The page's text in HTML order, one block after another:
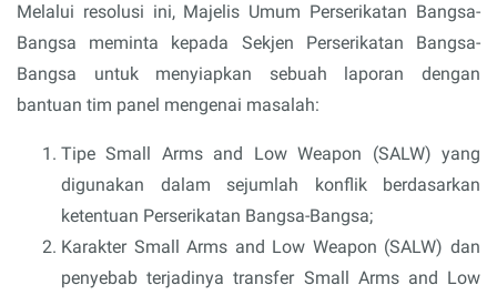
Melalui resolusi ini, Majelis Umum Perserikatan Bangsa-
Bangsa meminta kepada Sekjen Perserikatan Bangsa-
Bangsa untuk menyiapkan sebuah laporan dengan
bantuan tim panel mengenai masalah:
Tipe Small Arms and Low Weapon (SALW) yang
digunakan dalam sejumlah konflik berdasarkan
ketentuan Perserikatan Bangsa-Bangsa;
Karakter Small Arms and Low Weapon (SALW) dan
penyebab terjadinya transfer Small Arms and Low